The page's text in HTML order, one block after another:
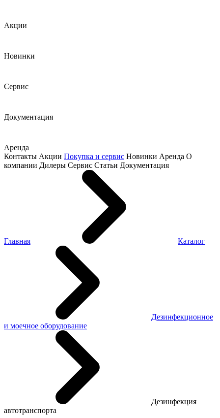
Акции
Новинки
Сервис
Документация
Аренда
Контакты Акции Покупка и сервис Новинки Аренда О
компании Дилеры Сервис Статьи Документация
Главная Каталог
Дезинфекционное
и моечное оборудование
Дезинфекция
автотранспорта